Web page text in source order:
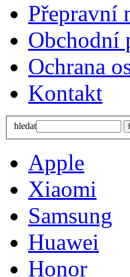
Přepravní
Obchodní
Ochrana
Kontakt
hledat
Apple
Xiaomi
Samsung
Huawei
Honor